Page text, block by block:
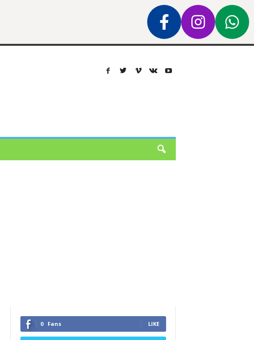
0 Fans LIKE